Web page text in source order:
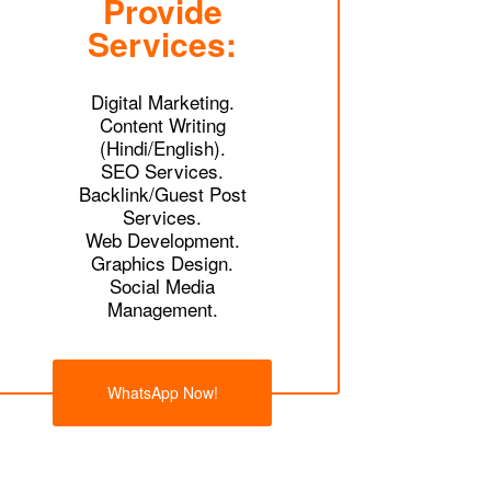
Provide
Services:
Digital Marketing.
Content Writing
(Hindi/English).
SEO Services.
Backlink/Guest Post
Services.
Web Development.
Graphics Design.
Social Media
Management.
WhatsApp Now!